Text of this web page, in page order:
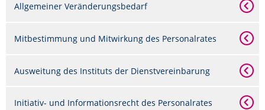
Allgemeiner Veränderungsbedarf
Mitbestimmung und Mitwirkung des Personalrates
Ausweitung des Instituts der Dienstvereinbarung
Initiativ- und Informationsrecht des Personalrates